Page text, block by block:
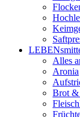
Alles
Aronia
Brot &